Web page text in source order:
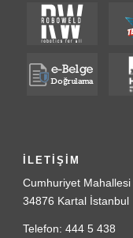
İLETİŞİM
Cumhuriyet
34876 Kartal İstanbul
Telefon: 444 5 438